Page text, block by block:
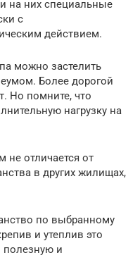
на них специальные
с
действием.
можно застелить
Более дорогой
Но помните, что
нагрузку на
не отличается от
в других жилищах,
по выбранному
и утеплив это
и